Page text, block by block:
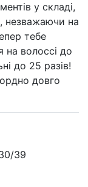
у складі,
незважаючи на
тебе
волоссі до
до 25 разів!
довго
39